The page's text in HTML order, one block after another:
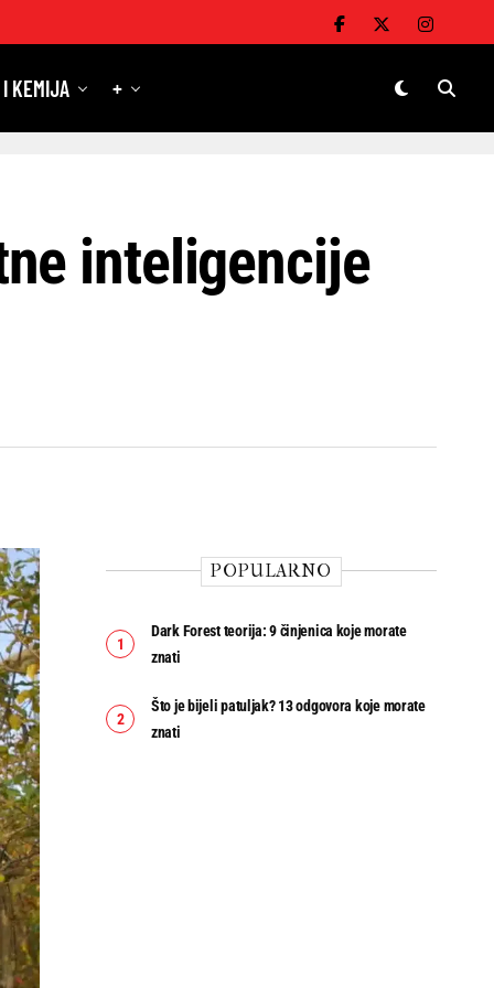
KEMIJA +
inteligencije
POPULARNO
Dark Forest teorija: 9 činjenica koje morate
znati
Što je bijeli patuljak? 13 odgovora koje morate
znati